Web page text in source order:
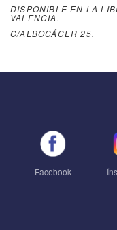
DISPONIBLE EN LA
VALENCIA.
C/ALBOCÁCER 25.
Facebook